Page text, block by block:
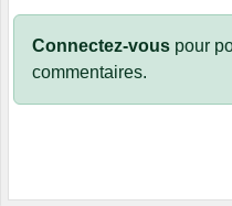
Connectez-vous pour
commentaires.